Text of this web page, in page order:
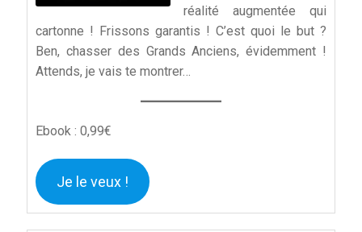
réalité augmentée qui
cartonne ! Frissons garantis ! C’est quoi le but ?
Ben, chasser des Grands Anciens, évidemment !
Attends, je vais te montrer…
Ebook : 0,99€
Je le veux !